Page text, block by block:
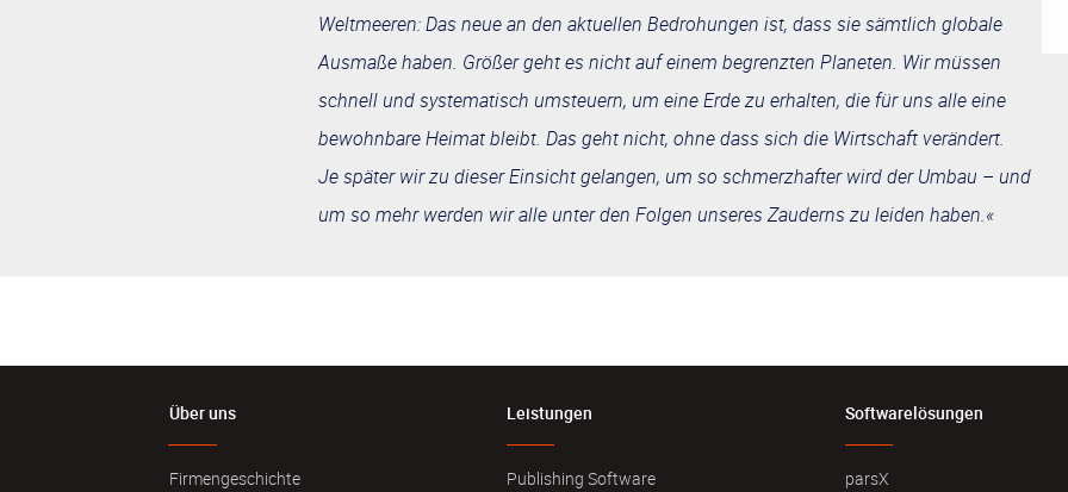
Weltmeeren: Das neue an den aktuellen Bedrohungen ist, dass sie sämtlich globale
Ausmaße haben. Größer geht es nicht auf einem begrenzten Planeten. Wir müssen
schnell und systematisch umsteuern, um eine Erde zu erhalten, die für uns alle eine
bewohnbare Heimat bleibt. Das geht nicht, ohne dass sich die Wirtschaft verändert.
Je später wir zu dieser Einsicht gelangen, um so schmerzhafter wird der Umbau – und
um so mehr werden wir alle unter den Folgen unseres Zauderns zu leiden haben.«
Über uns
Firmengeschichte
Leistungen
Publishing Software
Softwarelösungen
parsX